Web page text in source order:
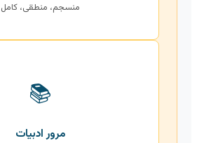
منسجم، منطقی، کامل
مرور ادبیات